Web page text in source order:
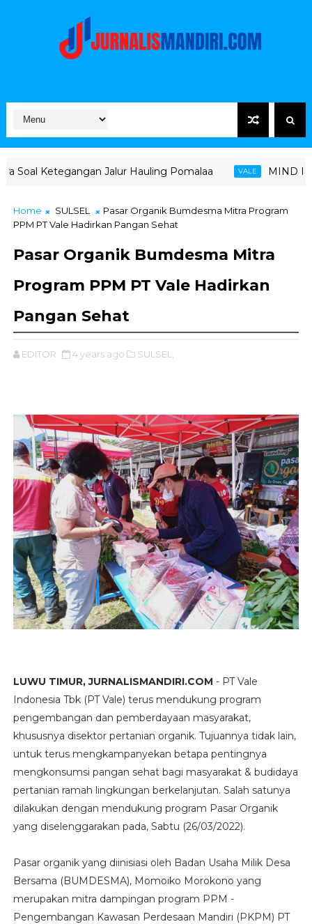
Jalur Hauling Pomalaa VALE MIND ID Tegaskan
Home SULSEL
Pasar Organik Bumdesma Mitra Program
PPM PT Vale Hadirkan Pangan Sehat
Pasar Organik Bumdesma Mitra
Program PPM PT Vale Hadirkan
Pangan Sehat
EDITOR 4 years ago SULSEL,
LUWU TIMUR, JURNALISMANDIRI.COM - PT Vale
Indonesia Tbk (PT Vale) terus mendukung program
pengembangan dan pemberdayaan masyarakat,
khususnya disektor pertanian organik. Tujuannya tidak lain,
untuk terus mengkampanyekan betapa pentingnya
mengkonsumsi pangan sehat bagi masyarakat & budidaya
pertanian ramah lingkungan berkelanjutan. Salah satunya
dilakukan dengan mendukung program Pasar Organik
yang diselenggarakan pada, Sabtu (26/03/2022).
Pasar organik yang diinisiasi oleh Badan Usaha Milik Desa
Bersama (BUMDESMA), Momoiko Morokono yang
merupakan mitra dampingan program PPM -
Pengembangan Kawasan Perdesaan Mandiri (PKPM) PT